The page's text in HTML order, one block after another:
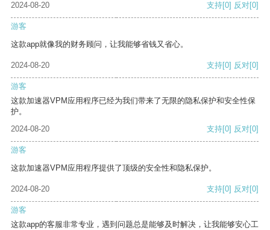
2024-08-20 支持[0] 反对[0]
游客
这款app就像我的财务顾问，让我能够省钱又省心。
2024-08-20 支持[0] 反对[0]
游客
这款加速器VPM应用程序已经为我们带来了无限的隐私保护和安全性保
护。
2024-08-20
支持[0] 反对[0]
游客
这款加速器VPM应用程序提供了顶级的安全性和隐私保护。
2024-08-20 支持[0] 反对[0]
游客
这款app的客服非常专业，遇到问题总是能够及时解决，让我能够安心工